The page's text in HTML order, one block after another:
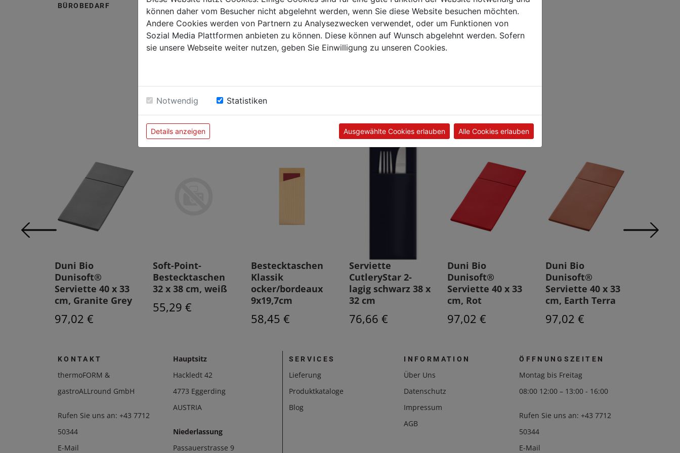
BÜROBEDARF
ab 5 Kt € 49,82
- Serviettentaschen Marble Burgundy
Kunden kauften auch
Duni Bio
Dunisoft®
Serviette 40 x 33
cm, Granite Grey
97,02 €
Soft-Point-
Bestecktaschen
32 x 38 cm, weiß
55,29 €
Bestecktaschen
Klassik
ocker/bordeaux
9x19,7cm
58,45 €
Serviette
CutleryStar 2-
lagig schwarz 38 x
32 cm
76,66 €
Duni Bio
Dunisoft®
Serviette 40 x 33
cm, Rot
97,02 €
Duni Bio
Dunisoft®
Serviette 40 x 33
cm, Earth Terra
97,02 €
KONTAKT
thermoFORM &
gastroALLround GmbH
Rufen Sie uns an: +43 7712
50344
E-Mail
Hauptsitz
Hackledt 42
4773 Eggerding
AUSTRIA
Niederlassung
Passauerstrasse 9
SERVICES
Lieferung
Produktkataloge
Blog
INFORMATION
Über Uns
Datenschutz
Impressum
AGB
ÖFFNUNGSZEITEN
Montag bis Freitag
08:00 12:00 – 13:00 - 16:00
Rufen Sie uns an:+43 7712
50344
E-Mail
können daher vom Besucher nicht abgelehnt werden, wenn Sie diese Website besuchen möchten.
Andere Cookies werden von Partnern zu Analysezwecken verwendet, oder um Funktionen von
Sozial Media Plattformen anbieten zu können. Diese können auf Wunsch abgelehnt werden. Sofern
sie unsere Webseite weiter nutzen, geben Sie Einwilligung zu unseren Cookies.
Notwendig Statistiken
Details anzeigen Ausgewählte Cookies erlauben Alle Cookies erlauben